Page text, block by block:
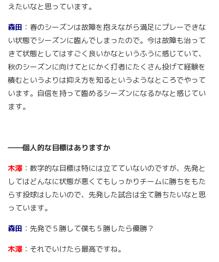
えたいなと思っています。
森田 ：春のシーズンは故障を抱えながら満足にプレーできな
い状態でシーズンに臨んでしまったので。今は故障も治って
きて状態としてはすごく良いかなというふうに感じていて、
秋のシーズンに向けてとにかく打者にたくさん投げて経験を
積むというよりは抑え方を知るというようなところでやって
います。自信を持って臨めるシーズンになるかなと感じてい
ます。
――個人的な目標はありますか
木澤 ：数字的な目標は特には立てていないのですが、先発と
してはどんなに状態が悪くてもしっかりチームに勝ちをもた
らす投球はしたいので、先発した試合は全て勝ちたいなと思
っています。
森田 ：先発で５勝して僕も５勝したら優勝？
木澤 ：それでいけたら最高ですね。